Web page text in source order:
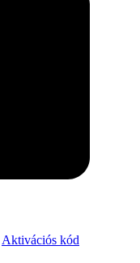
Aktivációs kód